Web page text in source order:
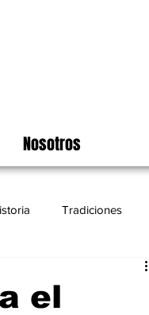
Nosotros
Tradiciones
el